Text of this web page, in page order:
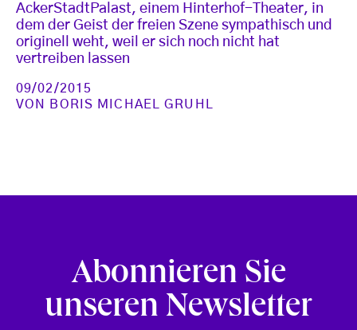
AckerStadtPalast, einem Hinterhof-Theater, in
dem der Geist der freien Szene sympathisch und
originell weht, weil er sich noch nicht hat
vertreiben lassen
09/02/2015
VON
BORIS MICHAEL GRUHL
Abonnieren Sie
unseren Newsletter